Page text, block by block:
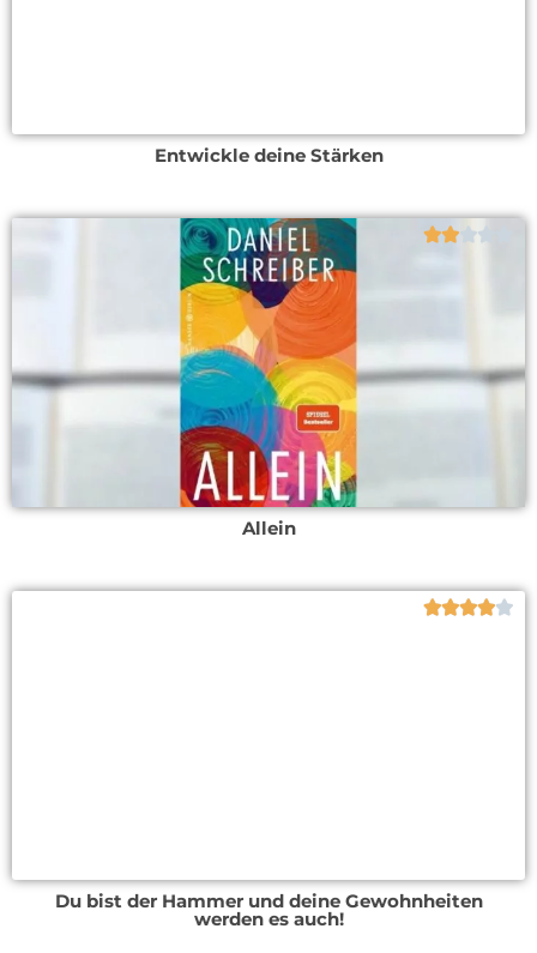
Entwickle deine Stärken
 
Allein

Du bist der Hammer und deine Gewohnheiten
werden es auch!